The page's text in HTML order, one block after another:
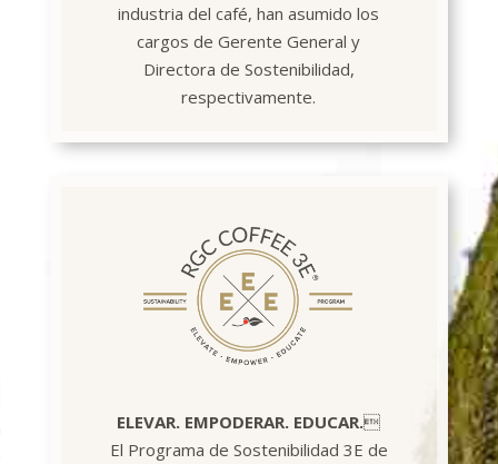
industria del café, han asumido los
cargos de Gerente General y
Directora de Sostenibilidad,
respectivamente.
ELEVAR. EMPODERAR. EDUCAR.
El Programa de Sostenibilidad 3E de